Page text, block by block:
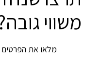
משווי
מלאו את הפרטים